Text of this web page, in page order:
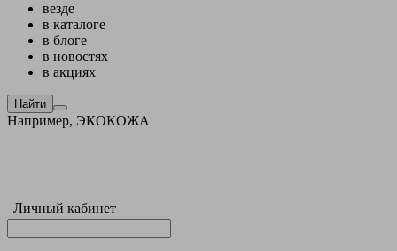
везде
в каталоге
в блоге
в новостях
в акциях
Найти
Например, ЭКОКОЖА
Личный кабинет